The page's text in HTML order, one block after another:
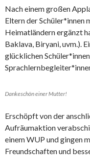
Nach einem großen
Eltern der Schüler*innen
Heimatländern ergänzt
Baklava, Biryani, uvm.).
glücklichen
Dankeschön einer Mutter!
Erschöpft von der
Aufräumaktion
einem WUP und gingen
Freundschaften und